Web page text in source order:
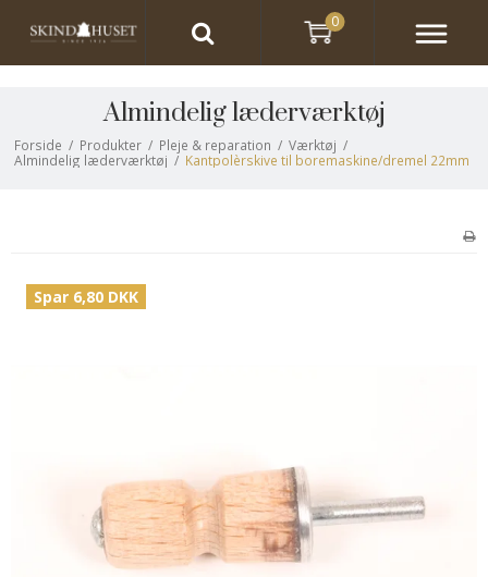
Almindelig læderværktøj
Forside / Produkter / Pleje & reparation / Værktøj /
Almindelig læderværktøj / Kantpolèrskive til boremaskine/dremel 22mm
Spar 6,80 DKK
0